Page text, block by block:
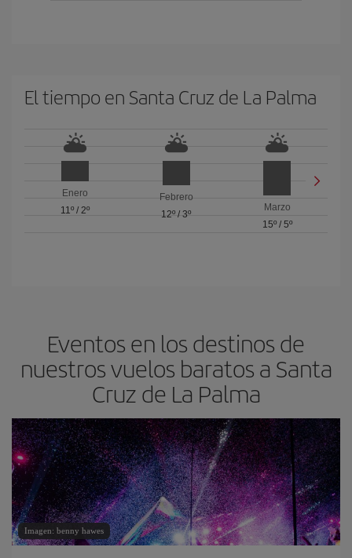
El tiempo en Santa Cruz de La Palma
Enero
11º/ 2º
Febrero
12º / 3º
Marzo
15º/ 5º
Eventos en los destinos de
nuestros vuelos baratos a Santa
Cruz de La Palma
Imagen: benny hawes